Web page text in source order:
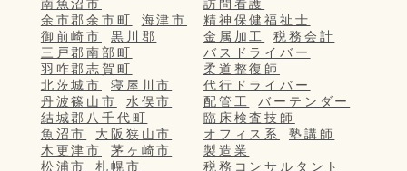
南魚沼市
余市郡余市町
海津市
御前崎市
黒川郡
三戸郡南部町
羽咋郡志賀町
北茨城市
寝屋川市
丹波篠山市
水俣市
結城郡八千代町
魚沼市
大阪狭山市
木更津市
茅ヶ崎市
松浦市
札幌市
訪問看護
精神保健福祉士
金属加工
税務会計
バスドライバー
柔道整復師
代行ドライバー
配管工
バーテンダー
臨床検査技師
オフィス系
塾講師
製造業
税務コンサルタント